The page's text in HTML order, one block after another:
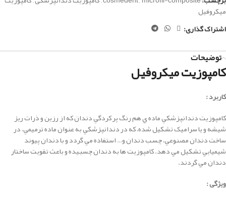
میکروفیل
اشتراک گذاری:
توضیحات
کامپوزیت میکروفیل
کاربرد :
كامپوزيت دندانپزشكي ماده ي هم رنگ پر کردگي دندان که از رزين و ذرات ريز
شيشه و يا سراميک تشکيل شده، كه در دندانپزشكي به عنوان ماده ترميمي، در
ساخت دندان مصنوعي، چسب دندان و… استفاده مي گردد و با دندان پيوند
شيميايي تشکيل مي دهد. كامپوزيت ها به دندان چسبيده و باعث تقويت ساختار
دندان مي گردند.
ویژگی :